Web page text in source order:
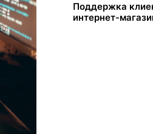
SaaS
интеграции ИИ
Поддержка
интернет-